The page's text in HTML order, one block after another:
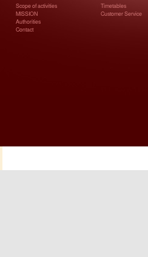
Scope of activities
MISSION
Authorities
Contact
Timetables
Customer Service